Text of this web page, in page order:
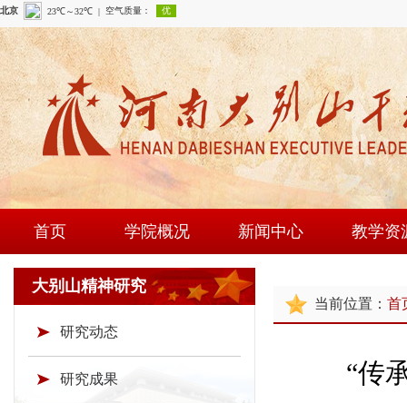
首页 学院概况
学院简介
现任领导
新闻中心
通知公告
教学资
师资队
教研成
大别山精神研究
研究动态
研究成果
当前位置： 首
“传